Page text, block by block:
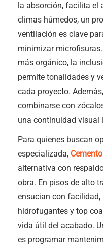
la absorción, facilita el
climas húmedos, un
ventilación es clave
minimizar
más orgánico, la
permite tonalidades y
cada proyecto.
combinarse con
una continuidad visual
Para quienes buscan
especializada,
alternativa con
obra. En pisos de alto
ensucian con
hidrofugantes y top
vida útil del acabado.
es programar